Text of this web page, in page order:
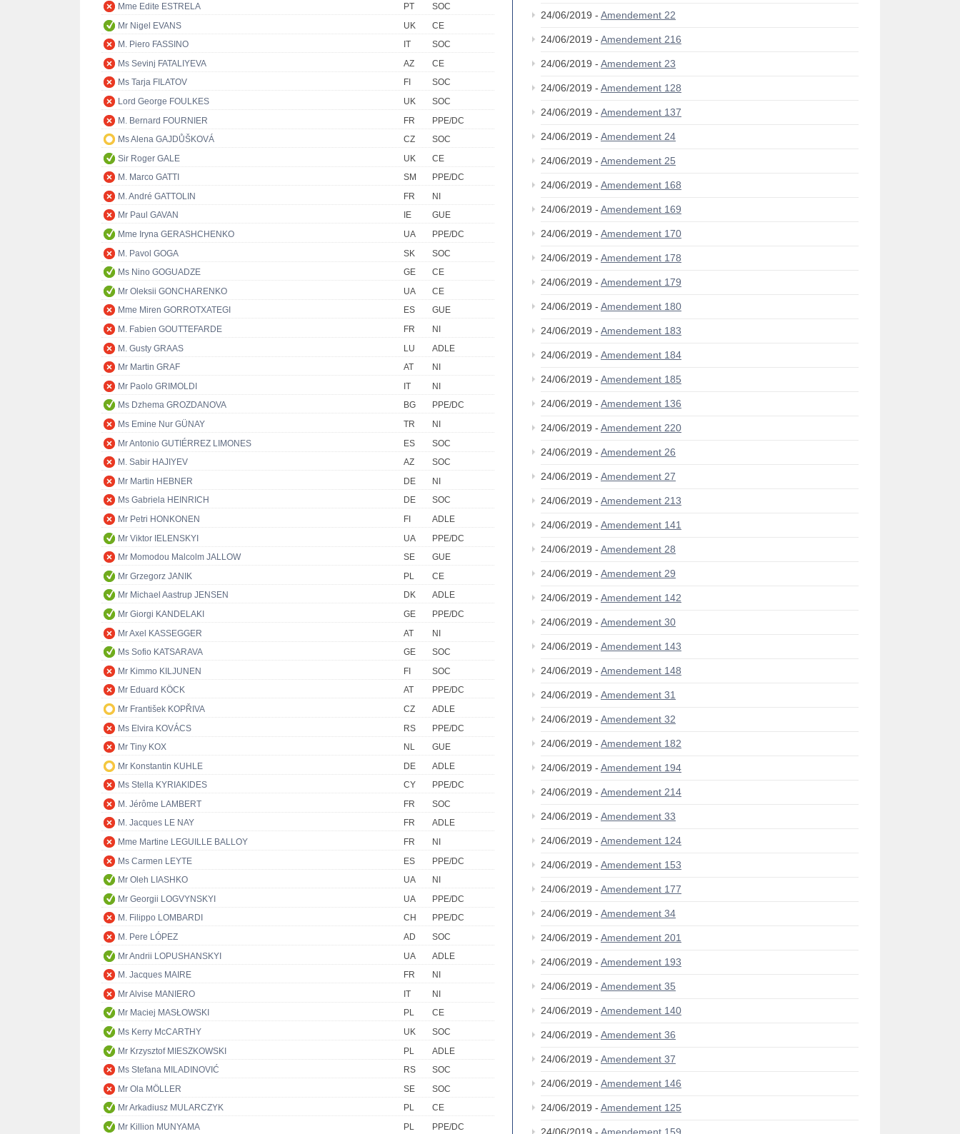
Mme Edite ESTRELA
PT
SOC
Mr Nigel EVANS
UK
CE
M. Piero FASSINO
IT
SOC
Ms Sevinj FATALIYEVA
AZ
CE
Ms Tarja FILATOV
FI
SOC
Lord George FOULKES
UK
SOC
M. Bernard FOURNIER
FR
PPE/DC
Ms Alena GAJDŮŠKOVÁ
CZ
SOC
Sir Roger GALE
UK
CE
M. Marco GATTI
SM
PPE/DC
M. André GATTOLIN
FR
NI
Mr Paul GAVAN
IE
GUE
Mme Iryna GERASHCHENKO
UA
PPE/DC
M. Pavol GOGA
SK
SOC
Ms Nino GOGUADZE
GE
CE
Mr Oleksii GONCHARENKO
UA
CE
Mme Miren GORROTXATEGI
ES
GUE
M. Fabien GOUTTEFARDE
FR
NI
M. Gusty GRAAS
LU
ADLE
Mr Martin GRAF
AT
NI
Mr Paolo GRIMOLDI
IT
NI
Ms Dzhema GROZDANOVA
BG
PPE/DC
Ms Emine Nur GÜNAY
TR
NI
Mr Antonio GUTIÉRREZ LIMONES
ES
SOC
M. Sabir HAJIYEV
AZ
SOC
Mr Martin HEBNER
DE
NI
Ms Gabriela HEINRICH
DE
SOC
Mr Petri HONKONEN
FI
ADLE
Mr Viktor IELENSKYI
UA
PPE/DC
Mr Momodou Malcolm JALLOW
SE
GUE
Mr Grzegorz JANIK
PL
CE
Mr Michael Aastrup JENSEN
DK
ADLE
Mr Giorgi KANDELAKI
GE
PPE/DC
Mr Axel KASSEGGER
AT
NI
Ms Sofio KATSARAVA
GE
SOC
Mr Kimmo KILJUNEN
FI
SOC
Mr Eduard KÖCK
AT
PPE/DC
Mr František KOPŘIVA
CZ
ADLE
Ms Elvira KOVÁCS
RS
PPE/DC
Mr Tiny KOX
NL
GUE
Mr Konstantin KUHLE
DE
ADLE
Ms Stella KYRIAKIDES
CY
PPE/DC
M. Jérôme LAMBERT
FR
SOC
M. Jacques LE NAY
FR
ADLE
Mme Martine LEGUILLE BALLOY
FR
NI
Ms Carmen LEYTE
ES
PPE/DC
Mr Oleh LIASHKO
UA
NI
Mr Georgii LOGVYNSKYI
UA
PPE/DC
M. Filippo LOMBARDI
CH
PPE/DC
M. Pere LÓPEZ
AD
SOC
Mr Andrii LOPUSHANSKYI
UA
ADLE
M. Jacques MAIRE
FR
NI
Mr Alvise MANIERO
IT
NI
Mr Maciej MASŁOWSKI
PL
CE
Ms Kerry McCARTHY
UK
SOC
Mr Krzysztof MIESZKOWSKI
PL
ADLE
Ms Stefana MILADINOVIĆ
RS
SOC
Mr Ola MÖLLER
SE
SOC
Mr Arkadiusz MULARCZYK
PL
CE
Mr Killion MUNYAMA
PL PPE/DC
24/06/2019 - Amendement 22
24/06/2019 - Amendement 216
24/06/2019 - Amendement 23
24/06/2019 - Amendement 128
24/06/2019 - Amendement 137
24/06/2019 - Amendement 24
24/06/2019 - Amendement 25
24/06/2019 - Amendement 168
24/06/2019 - Amendement 169
24/06/2019 - Amendement 170
24/06/2019 - Amendement 178
24/06/2019 - Amendement 179
24/06/2019 - Amendement 180
24/06/2019 - Amendement 183
24/06/2019 - Amendement 184
24/06/2019 - Amendement 185
24/06/2019 - Amendement 136
24/06/2019 - Amendement 220
24/06/2019 - Amendement 26
24/06/2019 - Amendement 27
24/06/2019 - Amendement 213
24/06/2019 - Amendement 141
24/06/2019 - Amendement 28
24/06/2019 - Amendement 29
24/06/2019 - Amendement 142
24/06/2019 - Amendement 30
24/06/2019 - Amendement 143
24/06/2019 - Amendement 148
24/06/2019 - Amendement 31
24/06/2019 - Amendement 32
24/06/2019 - Amendement 182
24/06/2019 - Amendement 194
24/06/2019 - Amendement 214
24/06/2019 - Amendement 33
24/06/2019 - Amendement 124
24/06/2019 - Amendement 153
24/06/2019 - Amendement 177
24/06/2019 - Amendement 34
24/06/2019 - Amendement 201
24/06/2019 - Amendement 193
24/06/2019 - Amendement 35
24/06/2019 - Amendement 140
24/06/2019 - Amendement 36
24/06/2019 - Amendement 37
24/06/2019 - Amendement 146
24/06/2019 - Amendement 125